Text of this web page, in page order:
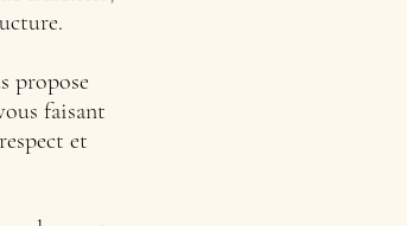
propose
faisant
et